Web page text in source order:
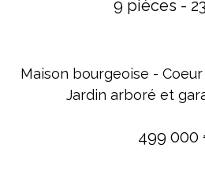
9 pièces -
Maison bourgeoise -
Jardin arboré et
499 000